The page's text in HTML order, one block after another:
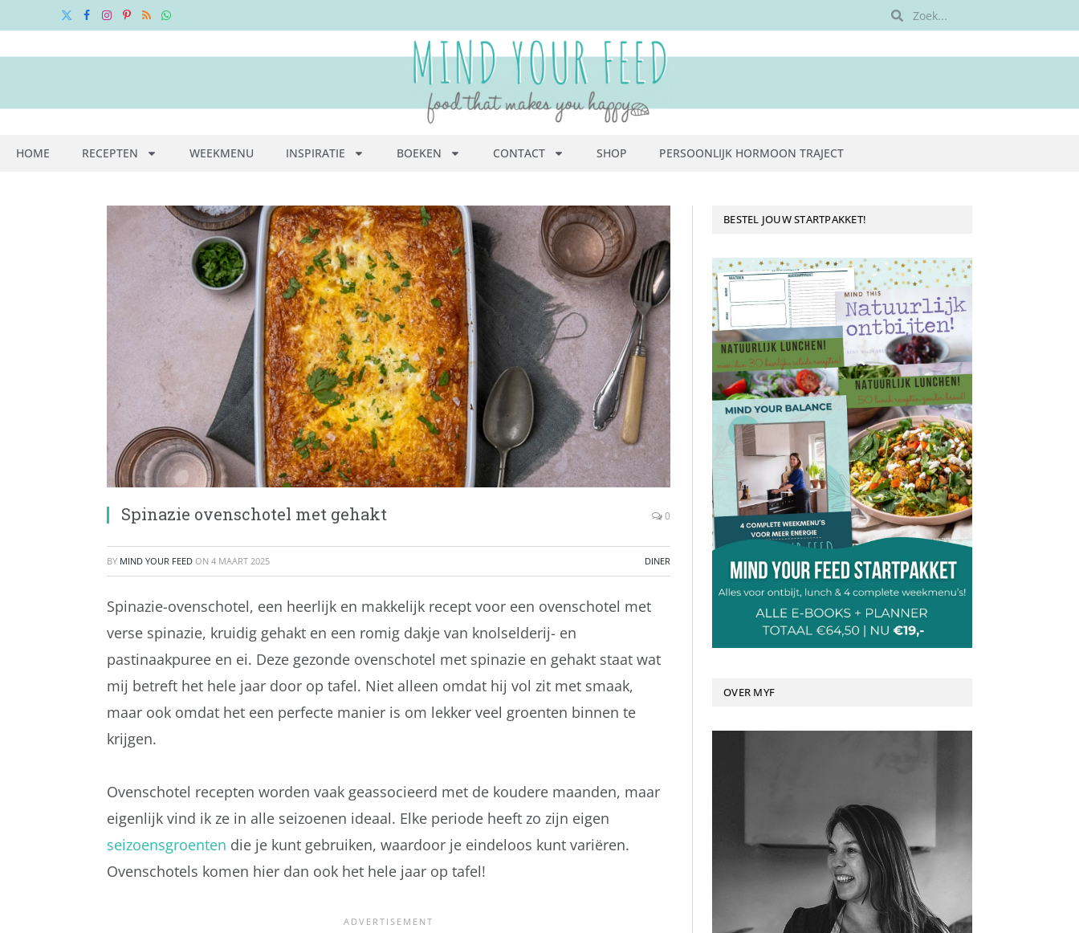
X
FacebookInstagram
Pinterest
RSSWhatsApp
HOME RECEPTEN WEEKMENU INSPIRATIE BOEKEN CONTACT SHOP PERSOONLIJK HORMOON TRAJECT
Spinazie ovenschotel met gehakt 0
BY MIND YOUR FEED ON 4 MAART 2025 DINER
Spinazie-ovenschotel, een heerlijk en makkelijk recept voor een ovenschotel met
verse spinazie, kruidig gehakt en een romig dakje van knolselderij- en
pastinaakpuree en ei. Deze gezonde ovenschotel met spinazie en gehakt staat wat
mij betreft het hele jaar door op tafel. Niet alleen omdat hij vol zit met smaak,
maar ook omdat het een perfecte manier is om lekker veel groenten binnen te
krijgen.
Ovenschotel recepten worden vaak geassocieerd met de koudere maanden, maar
eigenlijk vind ik ze in alle seizoenen ideaal. Elke periode heeft zo zijn eigen
seizoensgroenten die je kunt gebruiken, waardoor je eindeloos kunt variëren.
Ovenschotels komen hier dan ook het hele jaar op tafel!
BESTEL JOUW STARTPAKKET!
OVER MYF